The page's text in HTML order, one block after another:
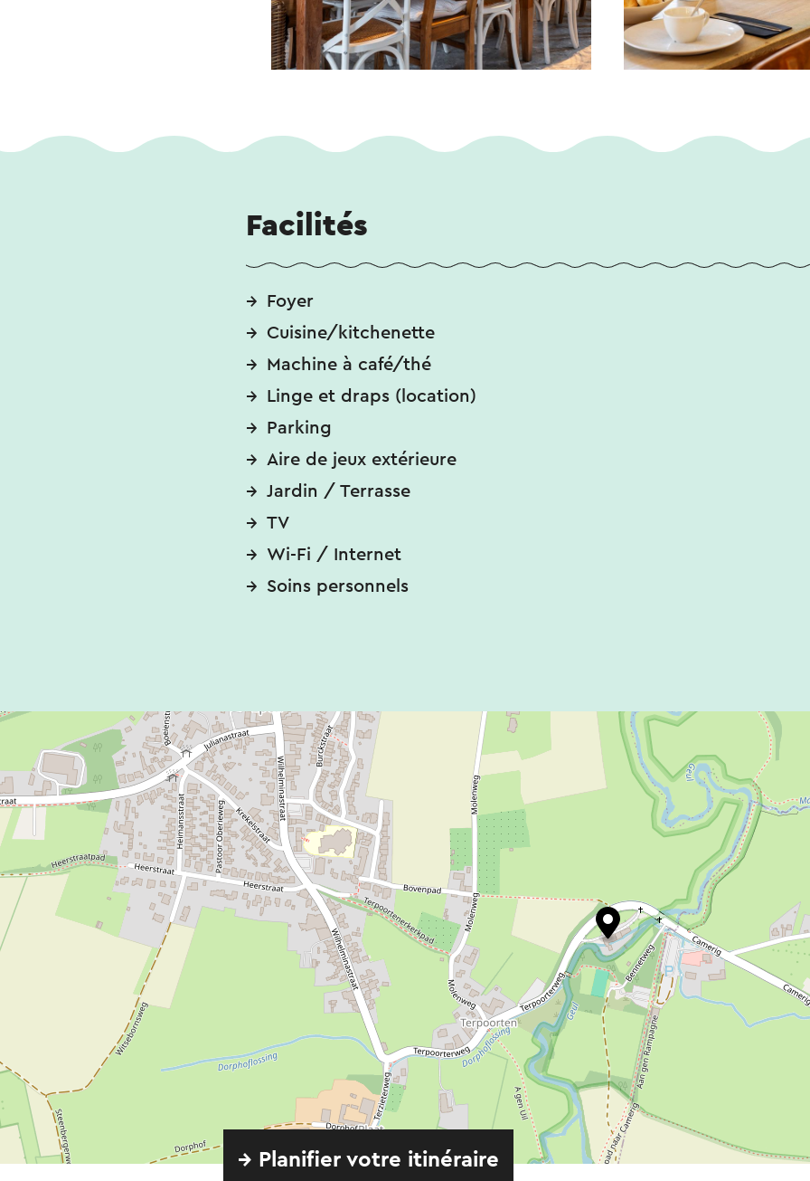
Facilités
Foyer
Cuisine/kitchenette
Machine à café/thé
Linge et draps (location)
Parking
Aire de jeux extérieure
Jardin / Terrasse
TV
Wi-Fi / Internet
Soins personnels
→ Planifier votre itinéraire